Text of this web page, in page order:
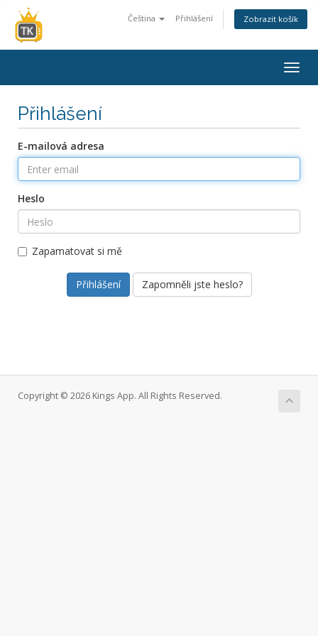
Čeština Přihlášení Zobrazit košík
Přihlášení
E-mailová adresa
Heslo
Zapamatovat si mě
Zapomněli jste heslo?
Copyright © 2026 Kings App. All Rights Reserved.